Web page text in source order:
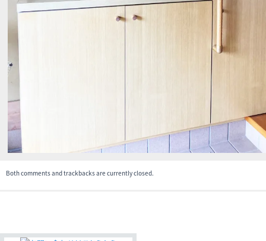
アド・ブレインの
Both comments and trackbacks are currently closed.